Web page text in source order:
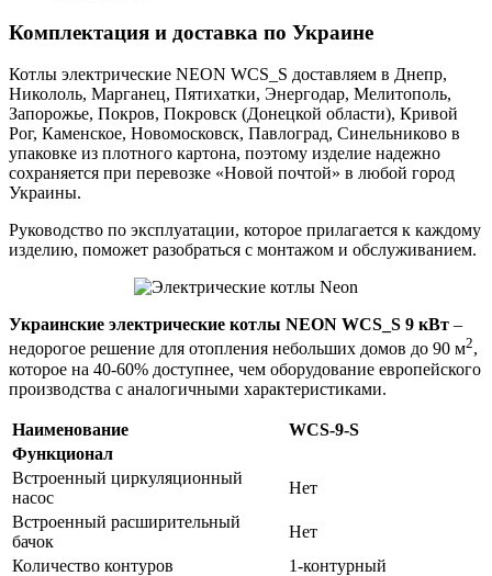
Комплектация и доставка по Украине
Котлы электрические NEON WCS_S доставляем в Днепр,
Никололь, Марганец, Пятихатки, Энергодар, Мелитополь,
Запорожье, Покров, Покровск (Донецкой области), Кривой
Рог, Каменское, Новомосковск, Павлоград, Синельниково в
упаковке из плотного картона, поэтому изделие надежно
сохраняется при перевозке «Новой почтой» в любой город
Украины.
Руководство по эксплуатации, которое прилагается к каждому
изделию, поможет разобраться с монтажом и обслуживанием.
Украинские электрические котлы NEON WCS_S 9 кВт –
недорогое решение для отопления небольших домов до 90 м2,
которое на 40-60% доступнее, чем оборудование европейского
производства с аналогичными характеристиками.
Наименование
WCS-9-S
Функционал
Встроенный циркуляционный
насос
Нет
Встроенный расширительный
бачок
Нет
Количество контуров
1-контурный